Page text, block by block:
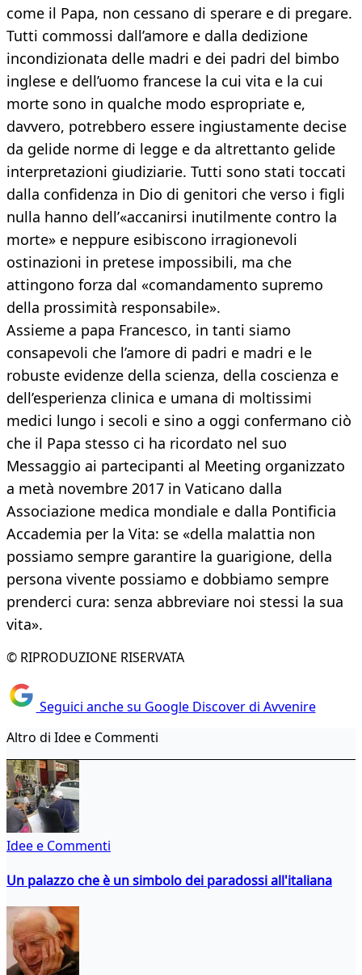
come il Papa, non cessano di sperare e di pregare.
Tutti commossi dall’amore e dalla dedizione
incondizionata delle madri e dei padri del bimbo
inglese e dell’uomo francese la cui vita e la cui
morte sono in qualche modo espropriate e,
davvero, potrebbero essere ingiustamente decise
da gelide norme di legge e da altrettanto gelide
interpretazioni giudiziarie. Tutti sono stati toccati
dalla confidenza in Dio di genitori che verso i figli
nulla hanno dell’«accanirsi inutilmente contro la
morte» e neppure esibiscono irragionevoli
ostinazioni in pretese impossibili, ma che
attingono forza dal «comandamento supremo
della prossimità responsabile».
Assieme a papa Francesco, in tanti siamo
consapevoli che l’amore di padri e madri e le
robuste evidenze della scienza, della coscienza e
dell’esperienza clinica e umana di moltissimi
medici lungo i secoli e sino a oggi confermano ciò
che il Papa stesso ci ha ricordato nel suo
Messaggio ai partecipanti al Meeting organizzato
a metà novembre 2017 in Vaticano dalla
Associazione medica mondiale e dalla Pontificia
Accademia per la Vita: se «della malattia non
possiamo sempre garantire la guarigione, della
persona vivente possiamo e dobbiamo sempre
prenderci cura: senza abbreviare noi stessi la sua
vita».
© RIPRODUZIONE RISERVATA
Seguici anche su Google Discover di Avvenire
Altro di Idee e Commenti
Idee e Commenti
Un palazzo che è un simbolo dei paradossi all'italiana